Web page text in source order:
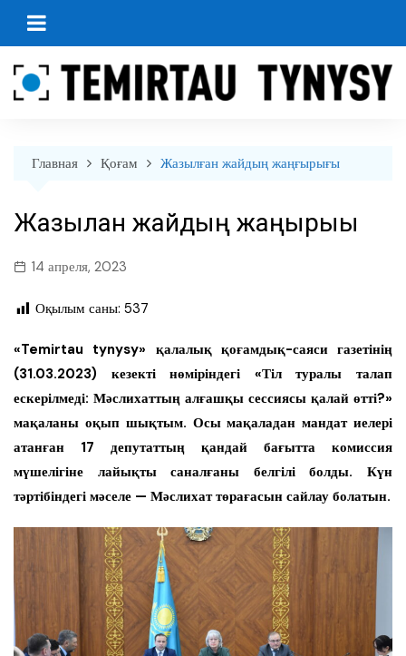
перейти
Главная Қоғам Жазылған жайдың жаңғырығы
Жазылған жайдың жаңғырығы
14 апреля, 2023
Оқылым саны: 537
«Temirtau tynysy» қалалық қоғамдық-саяси газетінің
(31.03.2023) кезекті нөміріндегі «Тіл туралы талап
ескерілмеді: Мәслихаттың алғашқы сессиясы қалай өтті?»
мақаланы оқып шықтым. Осы мақаладан мандат иелері
атанған 17 депутаттың қандай бағытта комиссия
мүшелігіне лайықты саналғаны белгілі болды. Күн
тәртібіндегі мәселе — Мәслихат төрағасын сайлау болатын.